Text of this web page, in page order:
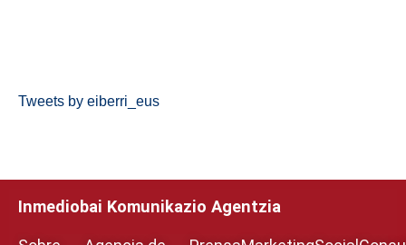
Tweets by eiberri_eus
Inmediobai Komunikazio Agentzia